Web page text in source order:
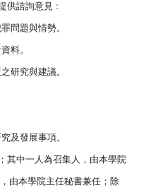
供諮詢意見﹕
問題與情勢。
料。
研究與建議。
及發展事項。
其中一人為召集人，由本學院
由本學院主任秘書兼任；除